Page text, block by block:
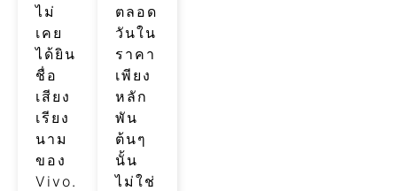
ไม่
เคย
ได้ยิน
ชื่อ
เสียง
เรียง
นาม
ของ
Vivo.
ตลอด
วันใน
ราคา
เพียง
หลัก
พัน
ต้นๆ
นั้น
ไม่ใช่